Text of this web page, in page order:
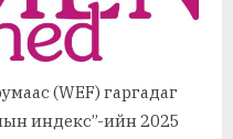
(WEF) гаргадаг
индекс”-ийн 2025